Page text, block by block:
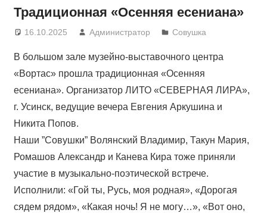
Традиционная «Осенняя есениана»
16.10.2025 Администратор Совушка
В большом зале музейно-выставочного центра
«Вортас» прошла традиционная «Осенняя
есениана». Организатор ЛИТО «СЕВЕРНАЯ ЛИРА»,
г. Усинск, ведущие вечера Евгения Аркушина и
Никита Попов.
Наши ”Совушки” Волянский Владимир, Такун Мария,
Ромашов Александр и Канева Кира тоже приняли
участие в музыкально-поэтической встрече.
Исполнили: «Гой ты, Русь, моя родная», «Дорогая
сядем рядом», «Какая ночь! Я не могу…», «Вот оно,